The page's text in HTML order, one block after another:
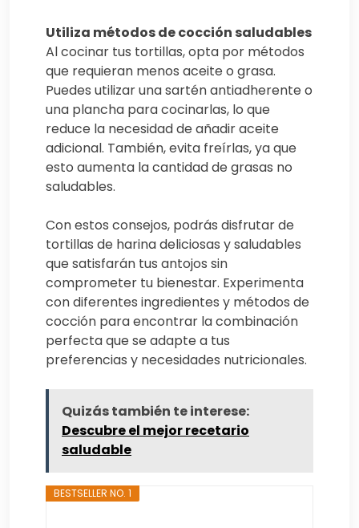
Utiliza métodos de cocción saludables
Al cocinar tus tortillas, opta por métodos
que requieran menos aceite o grasa.
Puedes utilizar una sartén antiadherente o
una plancha para cocinarlas, lo que
reduce la necesidad de añadir aceite
adicional. También, evita freírlas, ya que
esto aumenta la cantidad de grasas no
saludables.
Con estos consejos, podrás disfrutar de
tortillas de harina deliciosas y saludables
que satisfarán tus antojos sin
comprometer tu bienestar. Experimenta
con diferentes ingredientes y métodos de
cocción para encontrar la combinación
perfecta que se adapte a tus
preferencias y necesidades nutricionales.
Quizás también te interese:
Descubre el mejor recetario
saludable
BESTSELLER NO. 1